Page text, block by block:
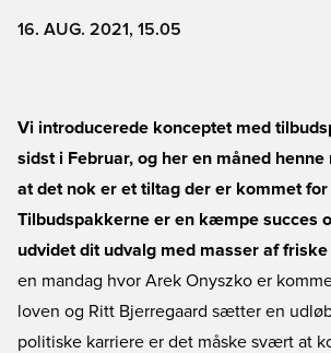
16. AUG. 2021, 15.05
Vi introducerede konceptet med
sidst i Februar, og her en måned
at det nok er et tiltag der er kommet for
Tilbudspakkerne er en kæmpe succes
udvidet dit udvalg med masser af
en mandag hvor Arek Onyszko er
loven og Ritt Bjerregaard sætter en
politiske karriere er det måske svært at